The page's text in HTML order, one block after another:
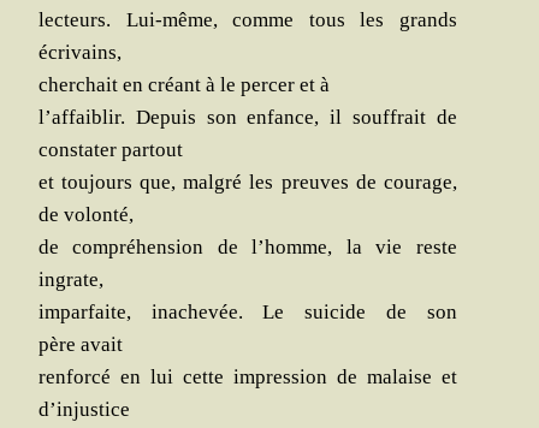
lec­teurs. Lui-même, comme tous les grands
écrivains,
cher­chait en créant à le per­cer et à
l’affaiblir. Depuis son enfance, il souf­frait de
consta­ter partout
et tou­jours que, mal­gré les preuves de cou­rage,
de volonté,
de com­pré­hen­sion de l’homme, la vie reste
ingrate,
impar­faite, inache­vée. Le sui­cide de son
père avait
ren­for­cé en lui cette impres­sion de malaise et
d’injustice